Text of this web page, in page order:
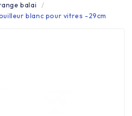

balai
blanc pour vitres -29cm